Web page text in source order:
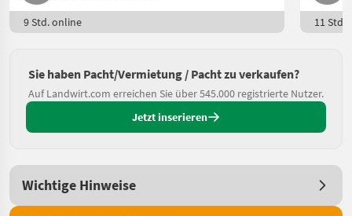
9 Std. online 11 Std.
Sie haben Pacht/Vermietung / Pacht zu verkaufen?
Auf Landwirt.com erreichen Sie über 545.000 registrierte Nutzer.
Jetzt inserieren
Wichtige Hinweise